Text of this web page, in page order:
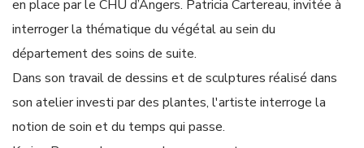
en place par le CHU d’Angers. Patricia Cartereau, invitée à
interroger la thématique du végétal au sein du
département des soins de suite.
Dans son travail de dessins et de sculptures réalisé dans
son atelier investi par des plantes, l'artiste interroge la
notion de soin et du temps qui passe.